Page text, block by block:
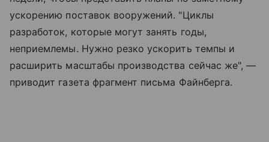
ускорению поставок вооружений. "Циклы
разработок, которые могут занять годы,
неприемлемы. Нужно резко ускорить темпы и
расширить масштабы производства сейчас же", —
приводит газета фрагмент письма Файнберга.